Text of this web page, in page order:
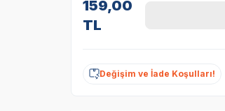
159,00
TL
Değişim ve İade Koşulları!